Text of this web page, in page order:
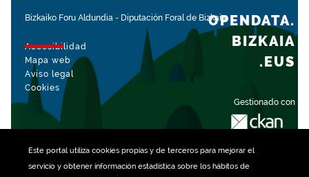
Este portal utiliza cookiespropias y de terceros para mejorar el
servicio y obtener información estadística sobre los hábitos de
Bizkaiko Foru Aldundia - Diputación Foral de Bizkaia
Accesibilidad
Mapa web
Aviso legal
Cookies
Gestionado con
OPENDATA.
BIZKAIA
.EUS